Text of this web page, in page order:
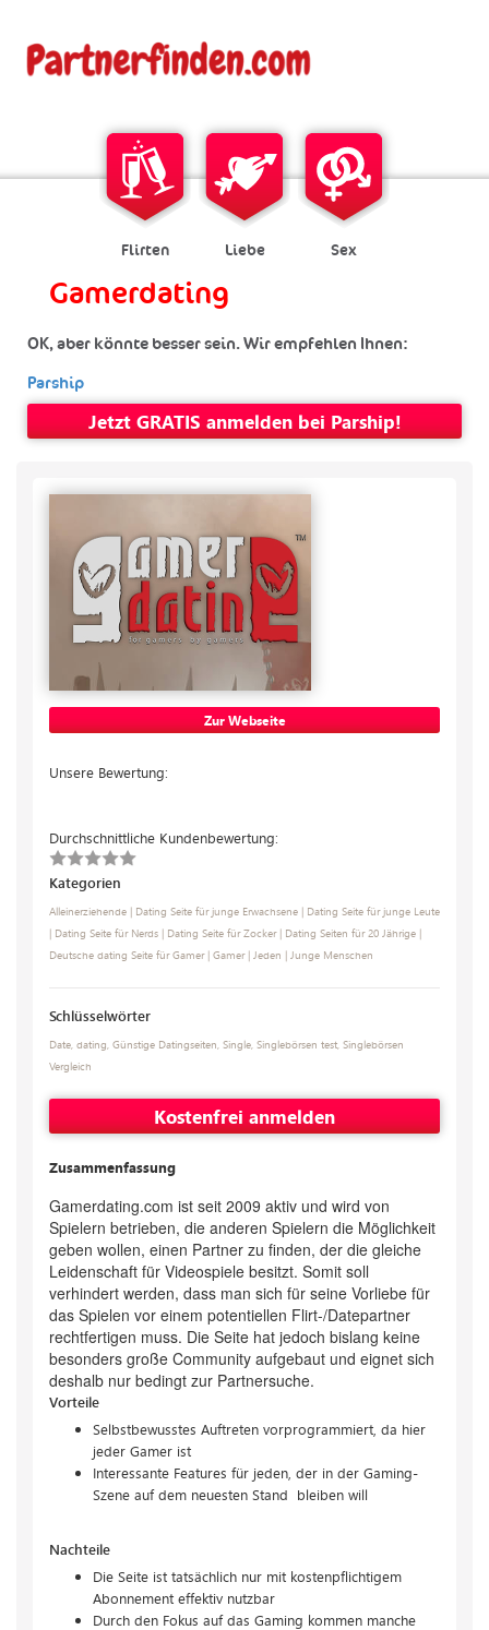
Flirten Liebe Sex
Gamerdating
OK, aber könnte besser sein. Wir empfehlen Ihnen:
Parship
Jetzt GRATIS anmelden bei Parship!
Zur Webseite
Unsere Bewertung:
Durchschnittliche Kundenbewertung:
Kategorien
Alleinerziehende | Dating Seite für junge Erwachsene | Dating Seite für junge Leute
| Dating Seite für Nerds | Dating Seite für Zocker| Dating Seiten für 20 Jährige |
Deutsche dating Seite für Gamer| Gamer| Jeden | Junge Menschen
Schlüsselwörter
Date, dating, Günstige Datingseiten, Single, Singlebörsen test, Singlebörsen
Vergleich
Kostenfrei anmelden
Zusammenfassung
Gamerdating.com ist seit 2009 aktiv und wird von
Spielern betrieben, die anderen Spielern die Möglichkeit
geben wollen, einen Partner zu finden, der die gleiche
Leidenschaft für Videospiele besitzt. Somit soll
verhindert werden, dass man sich für seine Vorliebe für
das Spielen vor einem potentiellen Flirt-/Datepartner
rechtfertigen muss. Die Seite hat jedoch bislang keine
besonders große Community aufgebaut und eignet sich
deshalb nur bedingt zur Partnersuche.
Vorteile
Selbstbewusstes Auftreten vorprogrammiert, da hier
jeder Gamer ist
Interessante Features für jeden, der in der Gaming-
Szene auf dem neuesten Stand bleiben will
Nachteile
Die Seite ist tatsächlich nur mit kostenpflichtigem
Abonnement effektiv nutzbar
Durch den Fokus auf das Gaming kommen manche